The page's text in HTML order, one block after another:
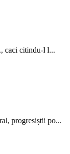
caci citindu-l l...
progresiștii po...